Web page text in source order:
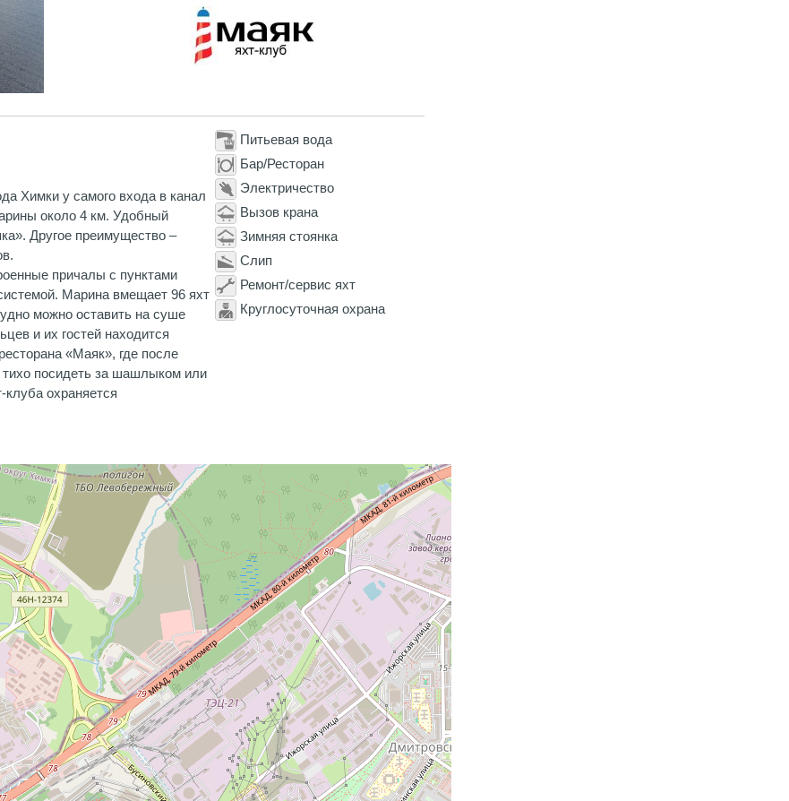
Химки у самого входа в канал
около 4 км. Удобный
Другое преимущество –
причалы с пунктами
Марина вмещает 96 яхт
можно оставить на суше
и их гостей находится
«Маяк», где после
посидеть за шашлыком или
охраняется
Питьевая вода
Бар/Ресторан
Электричество
Вызов крана
Зимняя стоянка
Слип
Ремонт/сервис яхт
Круглосуточная охрана